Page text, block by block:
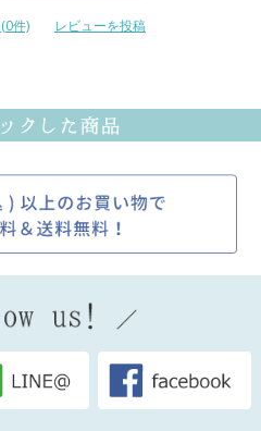
件) レビューを投稿